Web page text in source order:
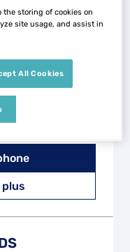
plus
et 13:30 -
plus
the storing of cookies on
site usage, and assist in
All Cookies